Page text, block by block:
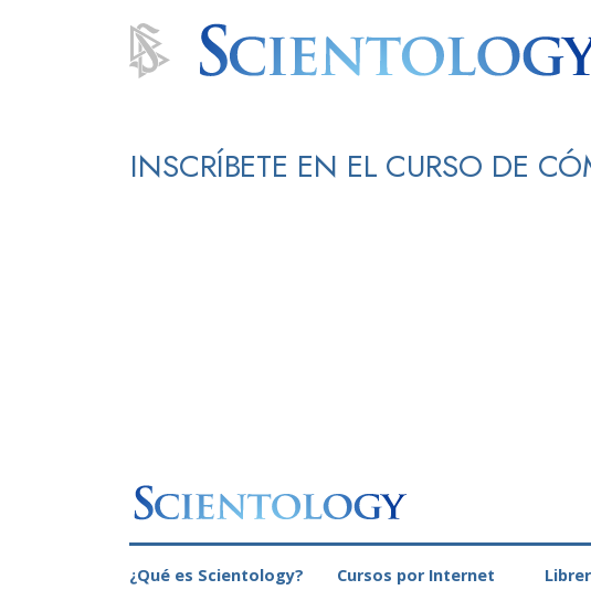
INSCRÍBETE EN EL CURSO DE
¿Qué es Scientology? Cursos por Internet